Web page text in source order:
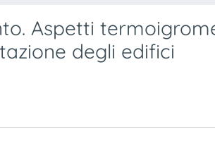
Aspetti
degli edifici